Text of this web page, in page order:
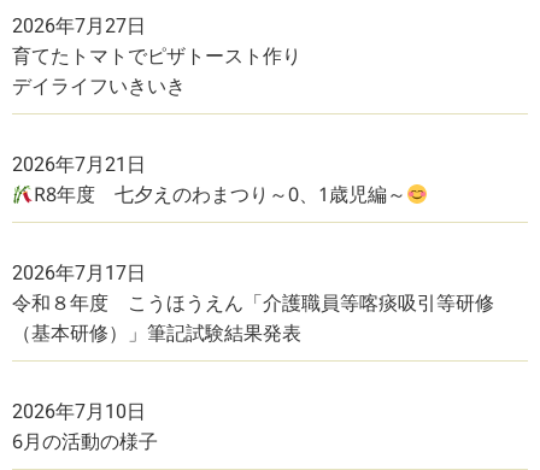
2026年7月27日
育てたトマトでピザトースト作り
デイライフいきいき
2026年7月21日
R8年度 七夕えのわまつり～0、1歳児編～
2026年7月17日
令和８年度 こうほうえん「介護職員等喀痰吸引等研修
（基本研修）」筆記試験結果発表
2026年7月10日
6月の活動の様子